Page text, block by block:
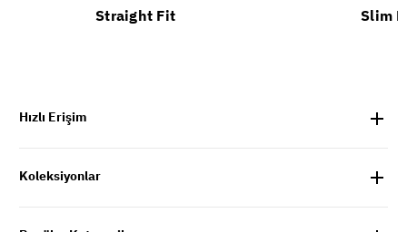
Straight Fit Slim
Hızlı Erişim
Koleksiyonlar